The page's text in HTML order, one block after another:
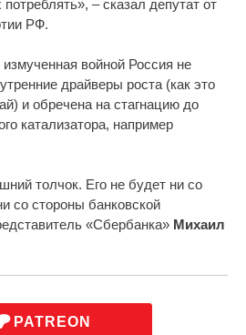
– сказал депутат от
РФ.
войной Россия не
драйверы роста (как это
и обречена на стагнацию до
катализатора, например
толчок. Его не будет ни со
со стороны банковской
«Сбербанка» Михаил
PATREON